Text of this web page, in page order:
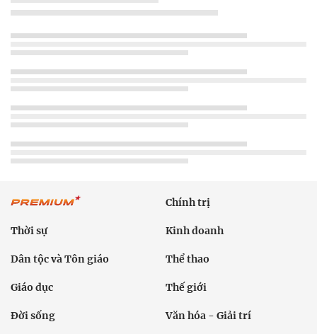
Chính trị
Thời sự Kinh doanh
Dân tộc và Tôn giáo Thể thao
Giáo dục Thế giới
Đời sống Văn hóa - Giải trí